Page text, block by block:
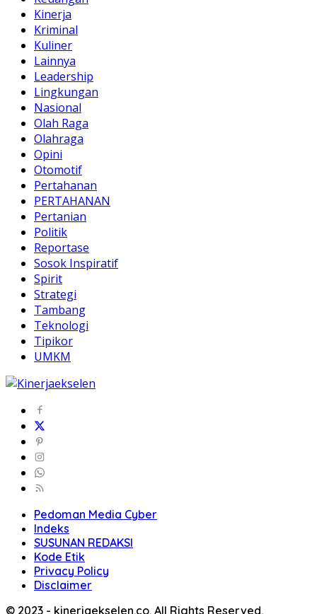
Kinerja
Kriminal
Kuliner
Lainnya
Leadership
Lingkungan
Nasional
Olah Raga
Olahraga
Opini
Otomotif
Pertahanan
PERTAHANAN
Pertanian
Politik
Reportase
Sosok Inspiratif
Spirit
Strategi
Tambang
Teknologi
Tipikor
UMKM
Pedoman Media Cyber
Indeks
SUSUNAN REDAKSI
Kode Etik
Privacy Policy
Disclaimer
© 2023 - kinerjaekselen.co. All Rights Reserved.